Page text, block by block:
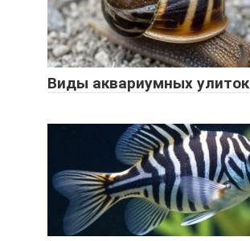
Виды аквариумных улиток